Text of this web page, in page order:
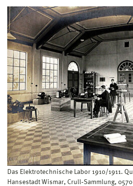
Das Elektrotechnische Labor 1910/1911.
Hansestadt Wismar, Crull‐Sammlung, 0570